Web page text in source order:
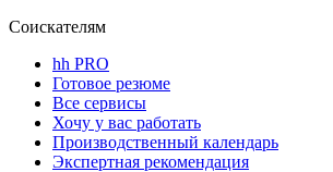
Соискателям
hh PRO
Готовое резюме
Все сервисы
Хочу у вас работать
Производственный календарь
Экспертная рекомендация